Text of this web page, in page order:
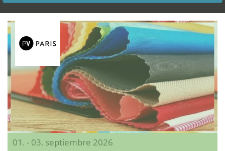
01. - 03. septiembre 2026